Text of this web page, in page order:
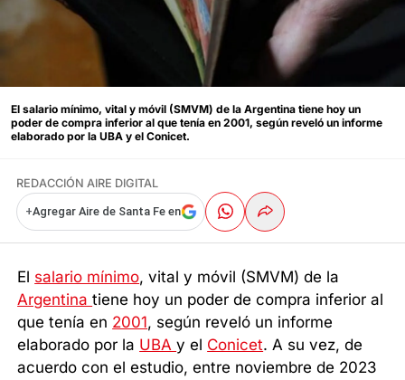
El salario mínimo, vital y móvil (SMVM) de la Argentina tiene hoy un
poder de compra inferior al que tenía en 2001, según reveló un informe
elaborado por la UBA y el Conicet.
REDACCIÓN AIRE DIGITAL
+Agregar Aire de Santa Fe en
El salario mínimo, vital y móvil (SMVM) de la
Argentinatiene hoy un poder de compra inferior al
que tenía en 2001, según reveló un informe
elaborado por la UBAy el Conicet. A su vez, de
acuerdo con el estudio, entre noviembre de 2023